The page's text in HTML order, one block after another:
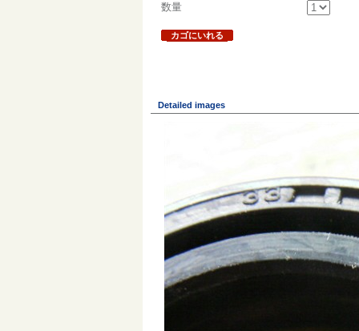
数量
カゴにいれる
Detailed images